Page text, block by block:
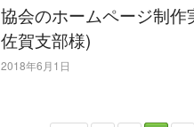
協会のホームページ制
佐賀支部様)
2018年6月1日